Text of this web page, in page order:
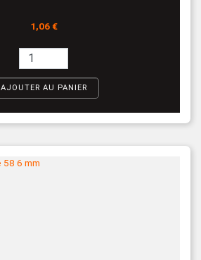
Prix
1,06 €
AJOUTER AU PANIER